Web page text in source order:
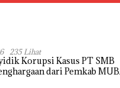
235 Lihat
Korupsi Kasus PT SMB
dari Pemkab